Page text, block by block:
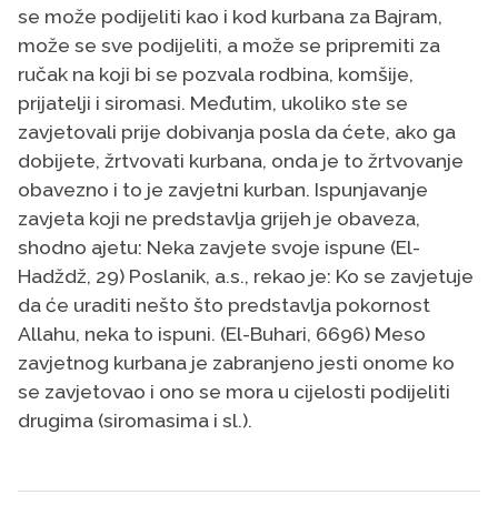
se može podijeliti kao i kod kurbana za Bajram,
može se sve podijeliti, a može se pripremiti za
ručak na koji bi se pozvala rodbina, komšije,
prijatelji i siromasi. Međutim, ukoliko ste se
zavjetovali prije dobivanja posla da ćete, ako ga
dobijete, žrtvovati kurbana, onda je to žrtvovanje
obavezno i to je zavjetni kurban. Ispunjavanje
zavjeta koji ne predstavlja grijeh je obaveza,
shodno ajetu: Neka zavjete svoje ispune (El-
Hadždž, 29) Poslanik, a.s., rekao je: Ko se zavjetuje
da će uraditi nešto što predstavlja pokornost
Allahu, neka to ispuni. (El-Buhari, 6696) Meso
zavjetnog kurbana je zabranjeno jesti onome ko
se zavjetovao i ono se mora u cijelosti podijeliti
drugima (siromasima i sl.).